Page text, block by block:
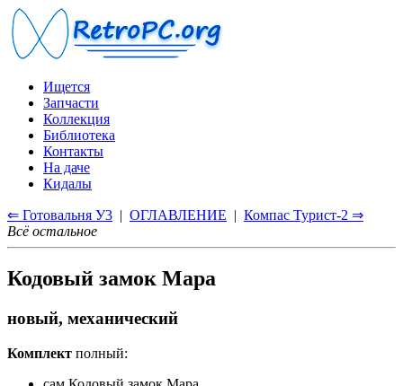
Ищется
Запчасти
Коллекция
Библиотека
Контакты
На даче
Кидалы
⇐ Готовальня У3 | ОГЛАВЛЕНИЕ | Компас Турист-2 ⇒
Всё остальное
Кодовый замок Мара
новый, механический
Комплект полный: